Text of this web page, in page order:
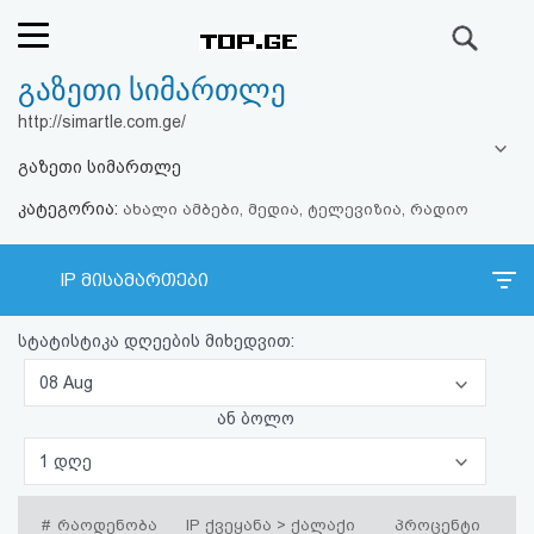
რეიტინგი
ფოსტა
კითხვა-
პასუხი
ავტორიზაცია
რეგისტრაცია
გაზეთი სიმართლე
http://simartle.com.ge/
გაზეთი სიმართლე
კატეგორია: ახალი ამბები, მედია, ტელევიზია, რადიო
IP მისამართები
სტატისტიკა დღეების მიხედვით:
08 Aug
ან ბოლო
1 დღე
# რაოდენობა IP ქვეყანა > ქალაქი პროცენტი